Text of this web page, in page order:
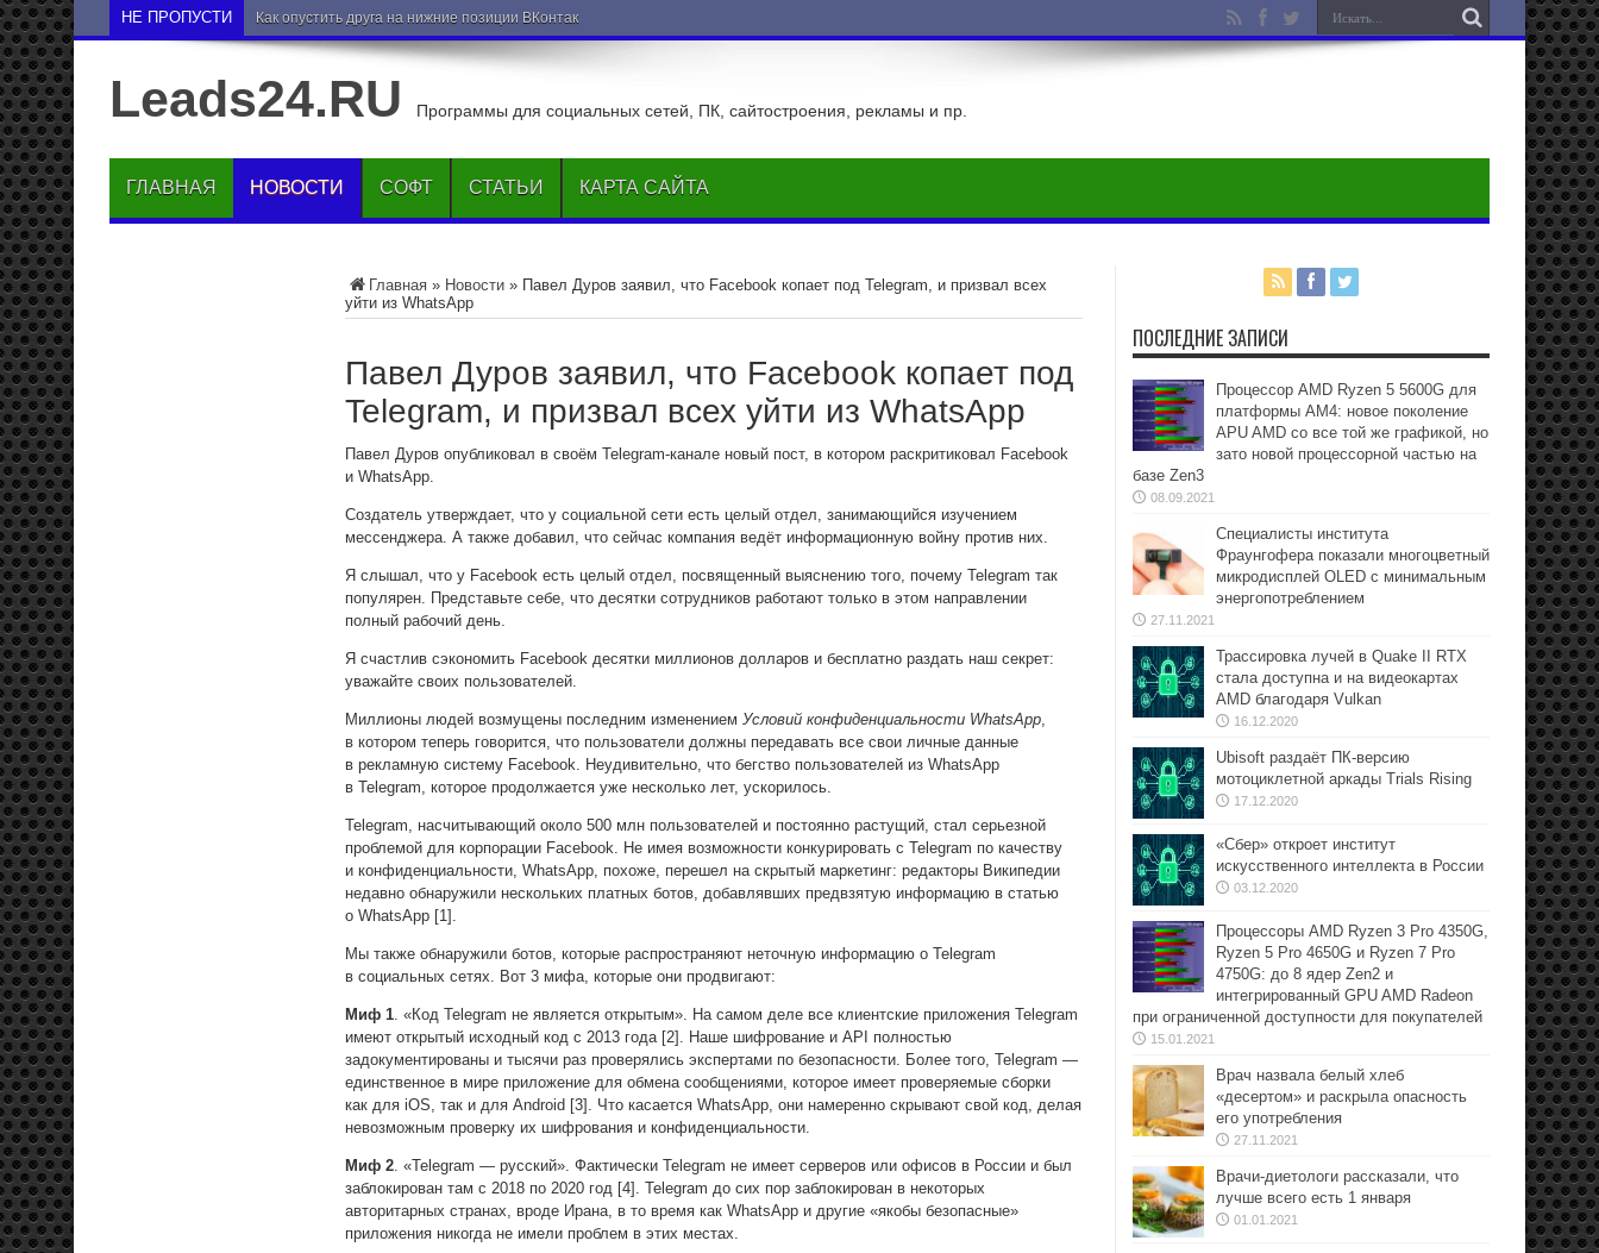
НЕ ПРОПУСТИ Как опустить друга на нижние позиции ВКонтакте
Leads24.RU Программы для социальных сетей, ПК, сайтостроения, рекламы и пр.
ГЛАВНАЯ НОВОСТИ СОФТ СТАТЬИ КАРТА САЙТА
Главная » Новости » Павел Дуров заявил, что Facebook копает под Telegram, и призвал всех
уйти из WhatsApp
Павел Дуров заявил, что Facebook копает под
Telegram, и призвал всех уйти из WhatsApp
Павел Дуров опубликовал в своём Telegram-канале новый пост, в котором раскритиковал Facebook
и WhatsApp.
Создатель утверждает, что у социальной сети есть целый отдел, занимающийся изучением
мессенджера. А также добавил, что сейчас компания ведёт информационную войну против них.
Я слышал, что у Facebook есть целый отдел, посвященный выяснению того, почему Telegram так
популярен. Представьте себе, что десятки сотрудников работают только в этом направлении
полный рабочий день.
Я счастлив сэкономить Facebook десятки миллионов долларов и бесплатно раздать наш секрет:
уважайте своих пользователей.
Миллионы людей возмущены последним изменением Условий конфиденциальности WhatsApp,
в котором теперь говорится, что пользователи должны передавать все свои личные данные
в рекламную систему Facebook. Неудивительно, что бегство пользователей из WhatsApp
в Telegram, которое продолжается уже несколько лет, ускорилось.
Telegram, насчитывающий около 500 млн пользователей и постоянно растущий, стал серьезной
проблемой для корпорации Facebook. Не имея возможности конкурировать с Telegram по качеству
и конфиденциальности, WhatsApp, похоже, перешел на скрытый маркетинг: редакторы Википедии
недавно обнаружили нескольких платных ботов, добавлявших предвзятую информацию в статью
о WhatsApp [1].
Мы также обнаружили ботов, которые распространяют неточную информацию о Telegram
в социальных сетях. Вот 3 мифа, которые они продвигают:
Миф 1. «Код Telegram не является открытым». На самом деле все клиентские приложения Telegram
имеют открытый исходный код с 2013 года [2]. Наше шифрование и API полностью
задокументированы и тысячи раз проверялись экспертами по безопасности. Более того, Telegram —
единственное в мире приложение для обмена сообщениями, которое имеет проверяемые сборки
как для iOS, так и для Android [3]. Что касается WhatsApp, они намеренно скрывают свой код, делая
невозможным проверку их шифрования и конфиденциальности.
Миф 2. «Telegram — русский». Фактически Telegram не имеет серверов или офисов в России и был
заблокирован там с 2018 по 2020 год [4]. Telegram до сих пор заблокирован в некоторых
авторитарных странах, вроде Ирана, в то время как WhatsApp и другие «якобы безопасные»
приложения никогда не имели проблем в этих местах.
ПОСЛЕДНИЕ ЗАПИСИ
Процессор AMD Ryzen 5 5600G для
платформы АМ4: новое поколение
APU AMD со все той же графикой, но
зато новой процессорной частью на
базе Zen3
08.09.2021
Специалисты института
Фраунгофера показали многоцветный
микродисплей OLED с минимальным
энергопотреблением
27.11.2021
Трассировка лучей в Quake II RTX
стала доступна и на видеокартах
AMD благодаря Vulkan
16.12.2020
Ubisoft раздаёт ПК-версию
мотоциклетной аркады Trials Rising
17.12.2020
«Сбер» откроет институт
искусственного интеллекта в России
03.12.2020
Процессоры AMD Ryzen 3 Pro 4350G,
Ryzen 5 Pro 4650G и Ryzen 7 Pro
4750G: до 8 ядер Zen2 и
интегрированный GPU AMD Radeon
при ограниченной доступности для покупателей
15.01.2021
Врач назвала белый хлеб
«десертом» и раскрыла опасность
его употребления
27.11.2021
Врачи-диетологи рассказали, что
лучше всего есть 1 января
01.01.2021